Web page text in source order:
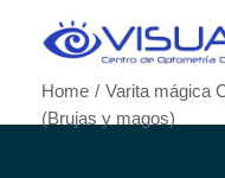
Home
Varita mágica
(Brujas y magos)